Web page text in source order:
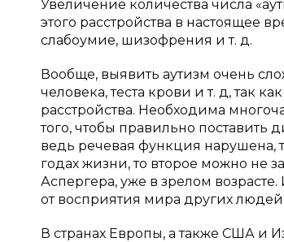
Увеличение количества числа
этого расстройства в настоящее
слабоумие, шизофрения и т. д.
Вообще, выявить аутизм очень
человека, теста крови и т. д, так
расстройства. Необходима
того, чтобы правильно поставить
ведь речевая функция нарушена,
годах жизни, то второе можно не
Аспергера, уже в зрелом
от восприятия мира других людей.
В странах Европы, а также США и